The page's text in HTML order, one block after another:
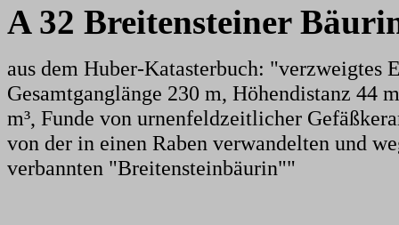
A 32 Breitensteiner
aus dem Huber-Katasterbuch: "verzweigtes
Gesamtganglänge 230 m, Höhendistanz 44
m³, Funde von urnenfeldzeitlicher
von der in einen Raben verwandelten und
verbannten "Breitensteinbäurin""